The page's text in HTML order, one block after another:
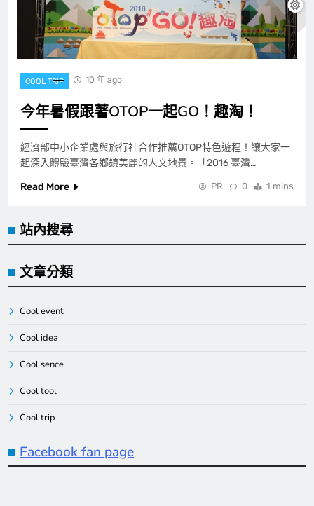
COOL TRIP 10 年 ago
今年暑假跟著OTOP一起GO！趣淘！
經濟部中小企業處與旅行社合作推薦OTOP特色遊程！讓大家一
起深入體驗臺灣各鄉鎮美麗的人文地景。「2016 臺灣…
Read More
PR 0 1 mins
站內搜尋
文章分類
Cool event
Cool idea
Cool sence
Cool tool
Cool trip
Facebook fan page